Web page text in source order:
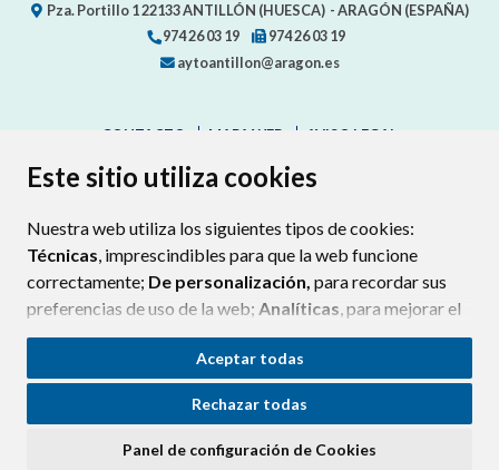
Este sitio utiliza cookies
Nuestra web utiliza los siguientes tipos de cookies:
Técnicas, imprescindibles para que la web funcione
correctamente; De personalización, para recordar sus
preferencias de uso de la web; Analíticas, para mejorar el
funcionamiento de la web y sus servicios.
Si acepta pulsando el botón“Aceptar todas”
consideramos que acepta su uso. Si pulsa el botón
ninguna acción, se guardarán las cookies técnicas
Aceptar todas
Rechazar todas
Panel de configuración de Cookies
Pza. Portillo 122133ANTILLÓN (HUESCA) - ARAGÓN (ESPAÑA)
974 26 03 19
974 26 03 19
aytoantillon@aragon.es
CONTACTO MAPA WEB
AVISO LEGAL
PROTECCIÓN DE DATOS
POLÍTICA DE COOKIES